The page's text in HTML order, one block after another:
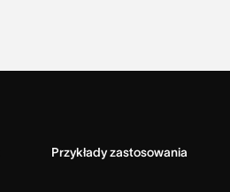
Przykłady zastosowania